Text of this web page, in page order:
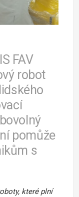
FAV
robot
pomůže
s
které plní